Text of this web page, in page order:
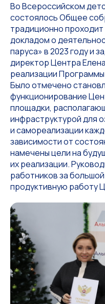
Во Всероссийском
состоялось Общее
традиционно
докладом о
паруса» в 2023 году и
директор Центра
реализации
Было отмечено
функционирование
площадки,
инфраструктурой для
и самореализации
зависимости от
намечены цели на
их реализации.
работников за
продуктивную работу